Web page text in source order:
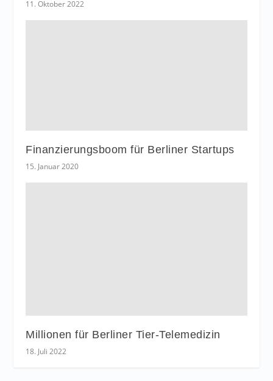
11. Oktober 2022
Finanzierungsboom für Berliner Startups
15. Januar 2020
Millionen für Berliner Tier-Telemedizin
18. Juli 2022